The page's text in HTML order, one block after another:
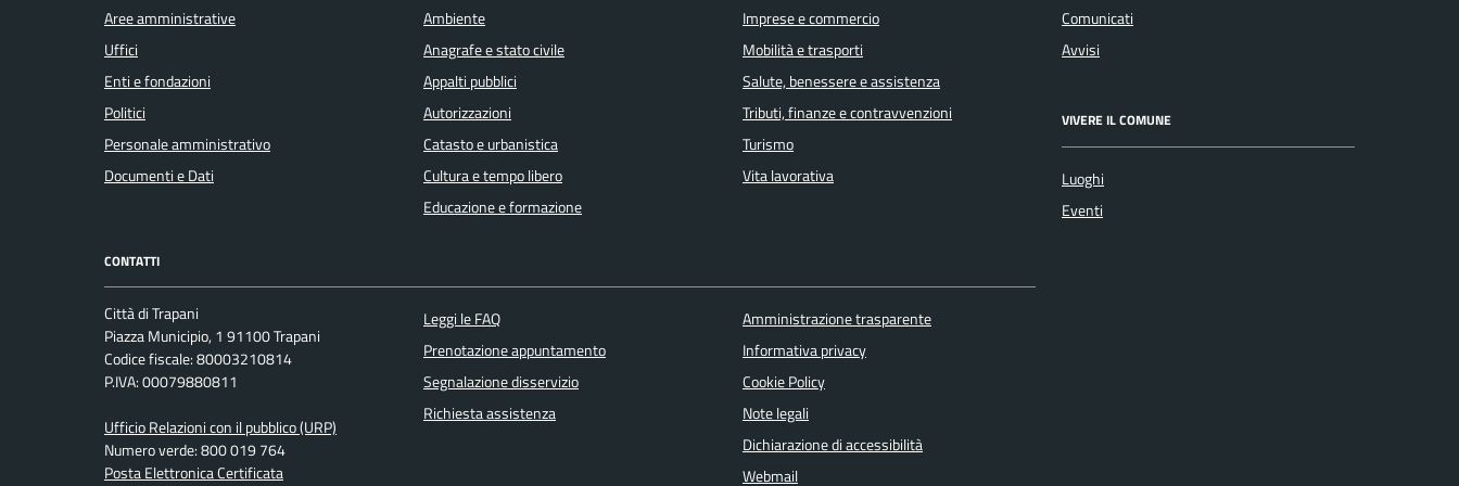
Aree amministrative
Uffici
Enti e fondazioni
Politici
Personale amministrativo
Documenti e Dati
Ambiente
Anagrafe e stato civile
Appalti pubblici
Autorizzazioni
Catasto e urbanistica
Cultura e tempo libero
Educazione e formazione
Imprese e commercio
Mobilità e trasporti
Salute, benessere e assistenza
Tributi, finanze e contravvenzioni
Turismo
Vita lavorativa
Comunicati
Avvisi
VIVERE IL COMUNE
Luoghi
Eventi
CONTATTI
Città di Trapani
Piazza Municipio, 1 91100 Trapani
Codice fiscale: 80003210814
P.IVA: 00079880811
Ufficio Relazioni con il pubblico (URP)
Numero verde: 800 019 764
Posta Elettronica Certificata
Leggi le FAQ
Prenotazione appuntamento
Segnalazione disservizio
Richiesta assistenza
Amministrazione trasparente
Informativa privacy
Cookie Policy
Note legali
Dichiarazione di accessibilità
Webmail